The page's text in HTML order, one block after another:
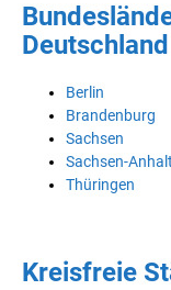
Deutschland
Berlin
Brandenburg
Sachsen
Sachsen-Anhalt
Thüringen
Kreisfreie